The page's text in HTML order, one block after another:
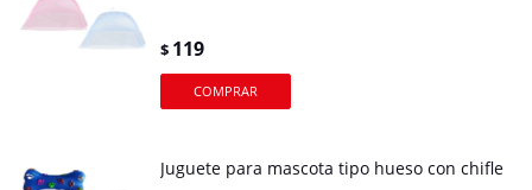
$ 119
Juguete para mascota tipo hueso con chifle